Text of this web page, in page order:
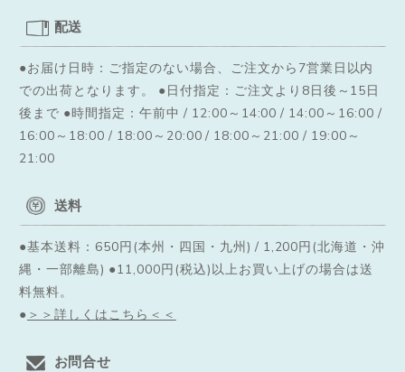
配送
●お届け日時：ご指定のない場合、ご注文から7営業日以内
での出荷となります。
●日付指定：ご注文より8日後～15日
後まで ●時間指定：午前中 / 12:00～14:00 / 14:00～16:00 /
16:00～18:00 / 18:00～20:00 / 18:00～21:00 / 19:00～
21:00
送料
●基本送料：650円(本州・四国・九州) / 1,200円(北海道・沖
縄・一部離島) ●11,000円(税込)以上お買い上げの場合は送
料無料。
● ＞＞詳しくはこちら＜＜
お問合せ